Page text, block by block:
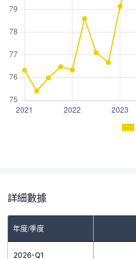
詳細數據
年度/季度
2026-Q1